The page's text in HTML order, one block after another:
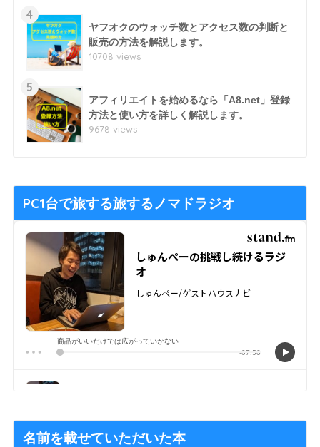
4
ヤフオクのウォッチ数とアクセス数の判断と
販売の方法を解説します。
10708 views
5
アフィリエイトを始めるなら「A8.net」登録
方法と使い方を詳しく解説します。
9678 views
PC1台で旅する旅するノマドラジオ
名前を載せていただいた本